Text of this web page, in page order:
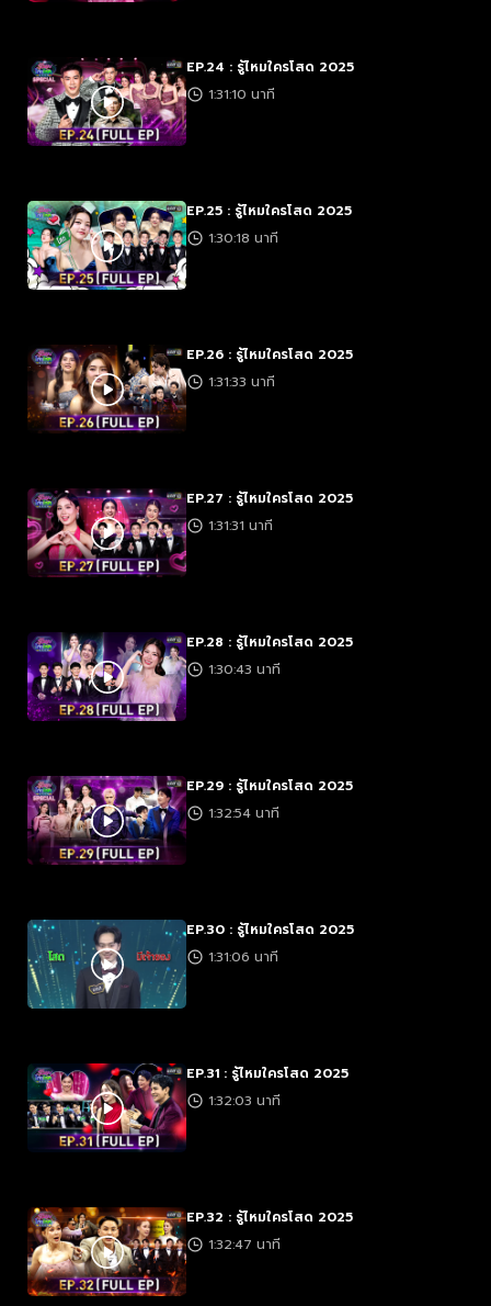
EP.24 : รู้ไหมใครโสด 2025
1:31:10 นาที
EP.25 : รู้ไหมใครโสด 2025
1:30:18 นาที
EP.26 : รู้ไหมใครโสด 2025
1:31:33 นาที
EP.27 : รู้ไหมใครโสด 2025
1:31:31 นาที
EP.28 : รู้ไหมใครโสด 2025
1:30:43 นาที
EP.29 : รู้ไหมใครโสด 2025
1:32:54 นาที
EP.30 : รู้ไหมใครโสด 2025
1:31:06 นาที
EP.31 : รู้ไหมใครโสด 2025
1:32:03 นาที
EP.32 : รู้ไหมใครโสด 2025
1:32:47 นาที